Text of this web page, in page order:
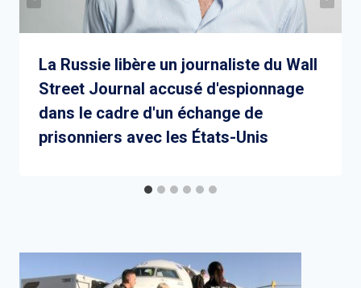
La Russie libère un journaliste du Wall
Street Journal accusé d'espionnage
dans le cadre d'un échange de
prisonniers avec les États-Unis